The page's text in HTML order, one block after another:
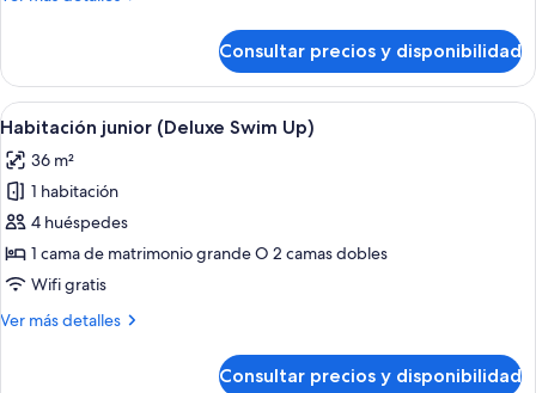
Swim
junior
(Deluxe
Swim
Consultar precios y disponibilidad
Abrir
todas
las
fotos
de
Habitación
junior
Swim
Habitación de hotel con una cama
11
Habitación junior (Deluxe Swim Up)
36 m²
1 habitación
4 huéspedes
1 cama de matrimonio grande O 2 camas dobles
Wifi gratis
Ver más detalles
Más
Consultar precios y disponibilidad